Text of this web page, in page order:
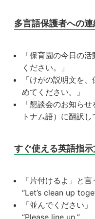
多言語保護者への
「保育園の今日の
ください。」
「けがの説明文を
めてください。」
「懇談会のお知ら
トナム語）に翻訳し
すぐ使える英語指示
「片付けるよ」と言
“Let’s clean up
「並んでください」
“Please line up.”